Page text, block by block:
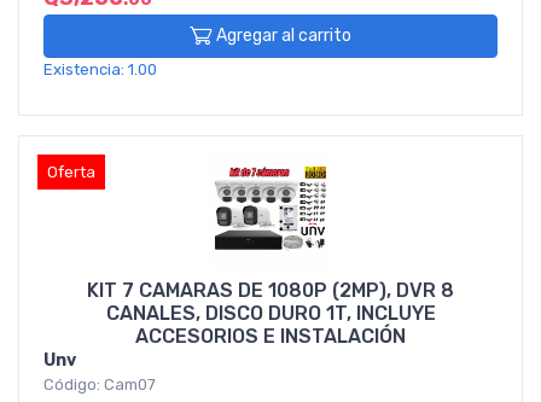
Agregar al carrito
Existencia: 1.00
Oferta
KIT 7 CAMARAS DE 1080P (2MP), DVR 8
CANALES, DISCO DURO 1T, INCLUYE
ACCESORIOS E INSTALACIÓN
Unv
Código: Cam07